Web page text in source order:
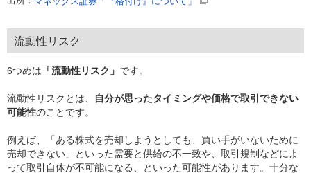
流動性リスク
6つめは 「流動性リスク」 です。
流動性リスクとは、
自分が思ったタイミングや価格で取引できない
可能性のことです。
例えば、「ある株式を売却しようとしても、買い手がいないために
売却できない」といった需要と供給の不一致や、取引規制などによ
って取引自体が不可能になる、といった可能性があります。十分な